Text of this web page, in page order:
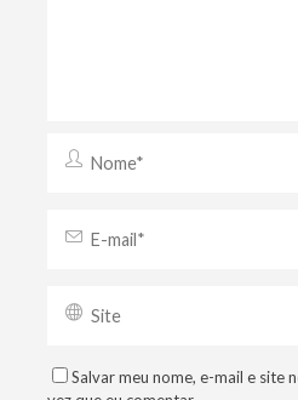
Salvar meu nome, e-mail e site